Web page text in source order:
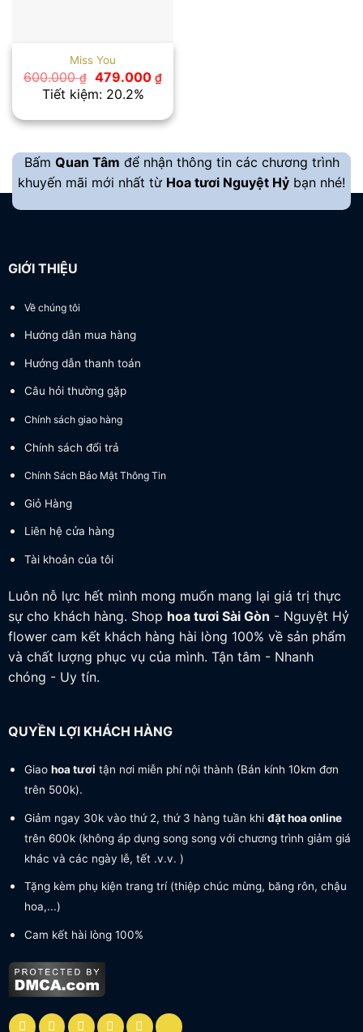
Miss You
600.000₫ Giá
gốc
là:
479.000 ₫Giá
hiện
là:
479.000 ₫.
Tiết kiệm: 20.2%
Bấm Quan Tâm để nhận thông tin các chương trình
khuyến mãi mới nhất từ Hoa tươi Nguyệt Hỷ bạn nhé!
GIỚI THIỆU
Về chúng tôi
Hướng dẫn mua hàng
Hướng dẫn thanh toán
Câu hỏi thường gặp
Chính sách giao hàng
Chính sách đổi trả
Chính Sách Bảo Mật Thông Tin
Giỏ Hàng
Liên hệ cửa hàng
Tài khoản của tôi
Luôn nỗ lực hết mình mong muốn mang lại giá trị thực
sự cho khách hàng. Shop hoa tươiSài Gòn - Nguyệt Hỷ
flower cam kết khách hàng hài lòng 100% về sản phẩm
và chất lượng phục vụ của mình. Tận tâm - Nhanh
chóng - Uy tín.
QUYỀN LỢI KHÁCH HÀNG
Giao hoa tươi tận nơi miễn phí nội thành (Bán kính 10km đơn
trên 500k).
Giảm ngay 30k vào thứ 2, thứ 3 hàng tuần khi đặt hoa online
trên 600k (không áp dụng song song với chương trình giảm giá
khác và các ngày lễ, tết .v.v. )
Tặng kèm phụ kiện trang trí (thiệp chúc mừng, băng rôn, chậu
hoa,...)
Cam kết hài lòng 100%